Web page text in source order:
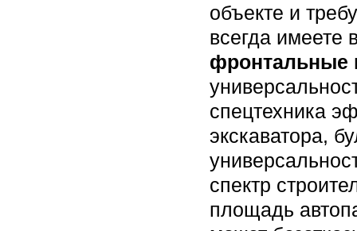
объекте и
всегда имеете
фронтальные
спецтехника
экскаватора,
спектр
площадь